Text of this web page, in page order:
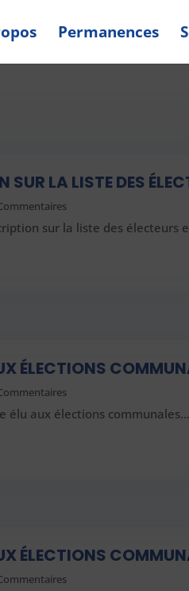
Permanences
SUR LA LISTE DES
sur la liste des électeurs
ÉLECTIONS
élu aux élections communales…
ÉLECTIONS